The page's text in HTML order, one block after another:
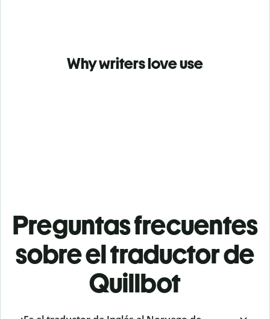
Why writers love use
Preguntas frecuentes
sobre el traductor de
Quillbot